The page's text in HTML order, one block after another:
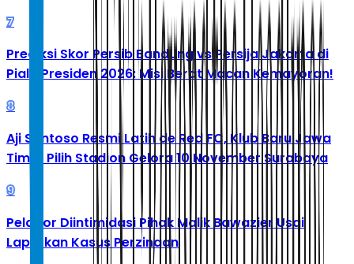
7
Prediksi Skor Persib Bandung vs Persija Jakarta di
Piala Presiden 2026: Misi Berat Macan Kemayoran!
8
Aji Santoso Resmi Latih de Red FC, Klub Baru Jawa
Timur Pilih Stadion Gelora 10 November Surabaya
9
Pelapor Diintimidasi Pihak Malik Bawazier Usai
Laporkan Kasus Perzinaan